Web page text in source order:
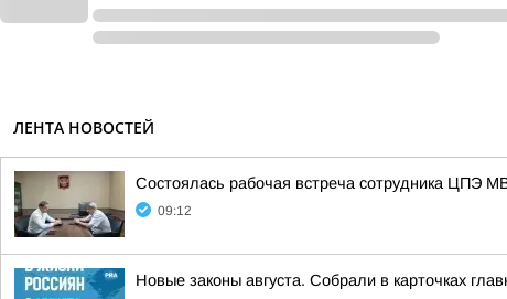
ЛЕНТА НОВОСТЕЙ
Состоялась рабочая встреча сотрудника ЦПЭ
09:12
Новые законы августа. Собрали в карточках